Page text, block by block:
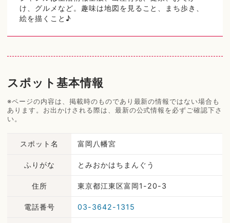
け、グルメなど。趣味は地図を見ること、まち歩き、
絵を描くこと♪
スポット基本情報
※ページの内容は、掲載時のものであり最新の情報ではない場合も
あります。お出かけされる際は、最新の公式情報を必ずご確認下さ
い。
スポット名 富岡八幡宮
ふりがな とみおかはちまんぐう
住所 東京都江東区富岡1-20-3
電話番号 03-3642-1315